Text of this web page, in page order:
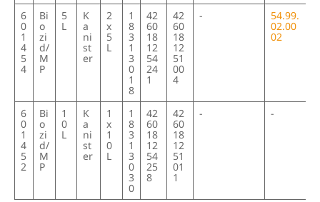
6
0
1
4
5
4
Bi
o
zi
d/
M
P
5
L
K
a
ni
st
er
2
x
5
L
1
8
3
1
3
0
1
8
42
60
18
12
54
24
1
42
60
18
12
51
00
4
- 54.99.
02.00
02
6
0
1
4
5
2
Bi
o
zi
d/
M
P
1
0
L
K
a
ni
st
er
1
x
1
0
L
1
8
3
1
3
0
3
0
42
60
18
12
54
25
8
42
60
18
12
51
01
1
- -